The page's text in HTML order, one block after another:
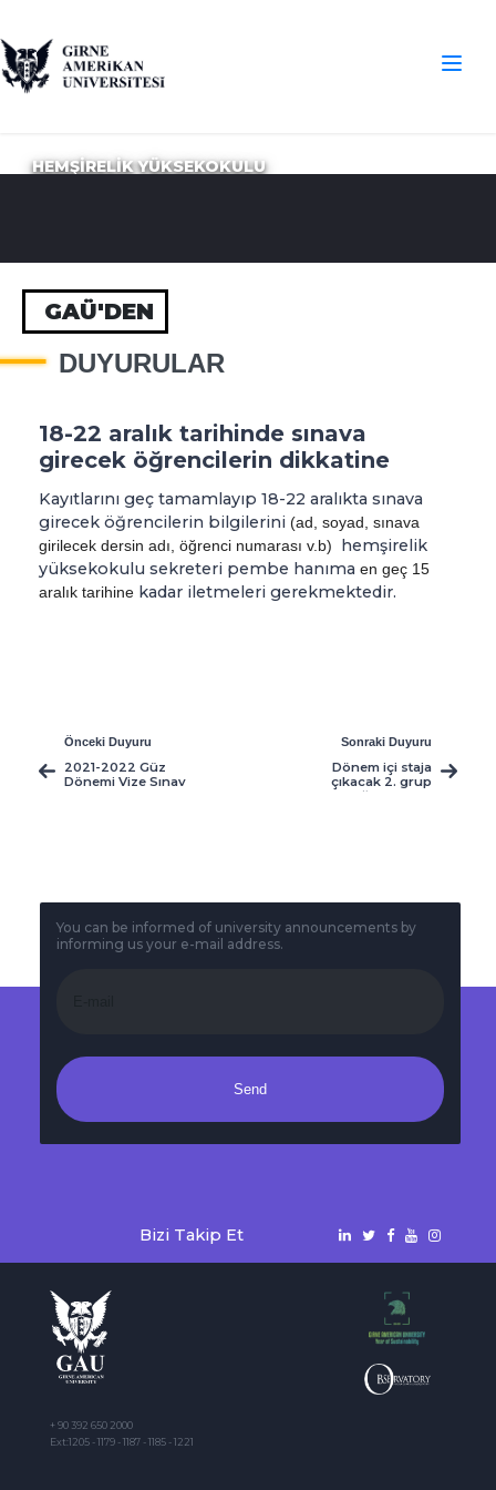
HEMŞİRELİK YÜKSEKOKULU
GAÜ'DEN
DUYURULAR
18-22 aralık tarihinde sınava
girecek öğrencilerin dikkatine
Kayıtlarını geç tamamlayıp 18-22 aralıkta sınava
girecek öğrencilerin bilgilerini (ad, soyad, sınava
girilecek dersin adı, öğrenci numarası v.b)
hemşirelik
yüksekokulu sekreteri pembe hanıma en geç 15
aralık tarihine kadar iletmeleri gerekmektedir.
Önceki Duyuru
2021-2022 Güz
Dönemi Vize Sınav
Sonraki Duyuru
Dönem içi staja
çıkacak 2. grup
öğrencilerin
You can be informed of university announcements by
informing us your e-mail address.
Send
Bizi Takip Et
+ 90 392 650 2000
Ext:1205 - 1179 - 1187 - 1185 - 1221